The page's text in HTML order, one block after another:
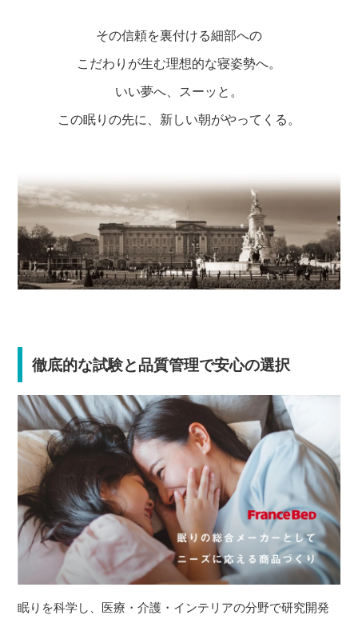
その信頼を裏付ける細部への
こだわりが生む理想的な寝姿勢へ。
いい夢へ、スーッと。
この眠りの先に、新しい朝がやってくる。
徹底的な試験と品質管理で安心の選択
眠りを科学し、医療・介護・インテリアの分野で研究開発